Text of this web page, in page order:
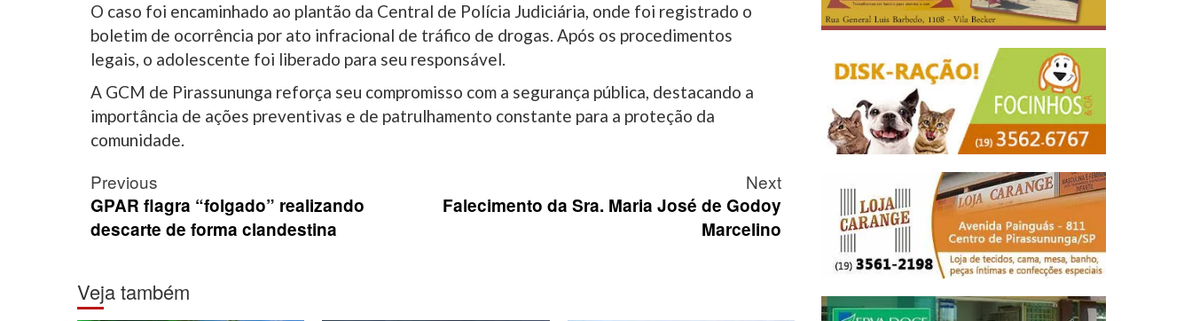
O caso foi encaminhado ao plantão da Central de Polícia Judiciária, onde foi registrado o
boletim de ocorrência por ato infracional de tráfico de drogas. Após os procedimentos
legais, o adolescente foi liberado para seu responsável.
A GCM de Pirassununga reforça seu compromisso com a segurança pública, destacando a
importância de ações preventivas e de patrulhamento constante para a proteção da
comunidade.
Post
navigation
Previous
GPAR flagra “folgado” realizando
descarte de forma clandestina
Next
Falecimento da Sra. Maria José de Godoy
Marcelino
Veja também